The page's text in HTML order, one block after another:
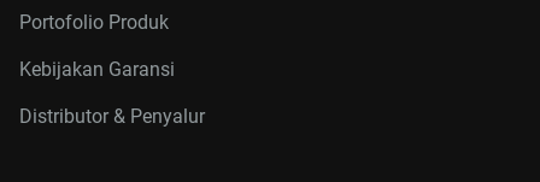
Portofolio Produk
Kebijakan Garansi
Distributor & Penyalur